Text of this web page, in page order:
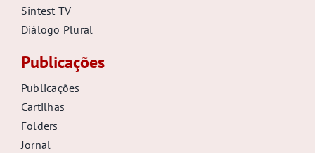
Sintest TV
Diálogo Plural
Publicações
Publicações
Cartilhas
Folders
Jornal